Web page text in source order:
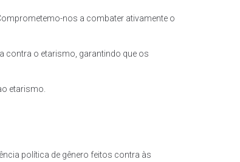
nos a combater ativamente o
contra o etarismo, garantindo que os
etarismo.
política de gênero feitos contra às